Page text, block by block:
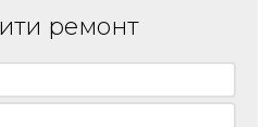
ремонт